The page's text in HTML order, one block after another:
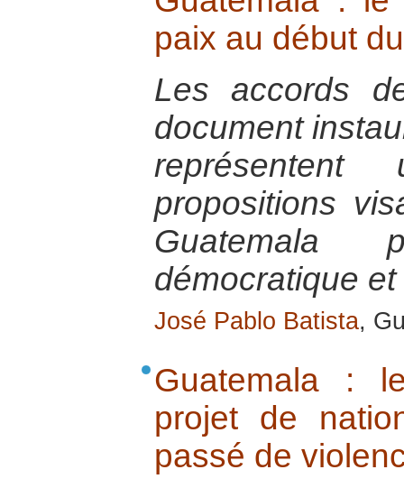
paix au début
Les accords
document
propositions
démocratique
José Pablo Batista,
Guatemala :
projet de
passé de